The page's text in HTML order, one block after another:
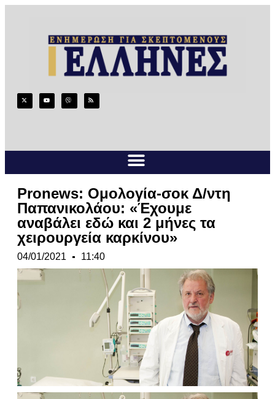
Pronews: Ομολογία-σοκ Δ/ντη
Παπανικολάου: «Έχουμε
αναβάλει εδώ και 2 μήνες τα
χειρουργεία καρκίνου»
04/01/2021 11:40